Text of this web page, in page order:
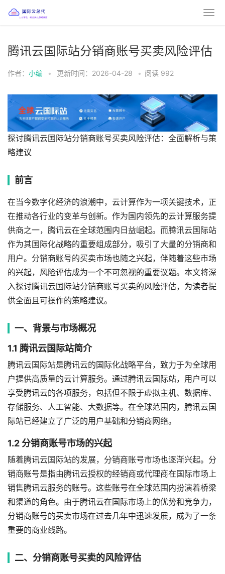
腾讯云国际站分销商账号买卖风险评估
作者： 小编 • 更新时间：2026-04-28 • 阅读 992
探讨腾讯云国际站分销商账号买卖风险评估：全面解析与策
略建议
前言
在当今数字化经济的浪潮中，云计算作为一项关键技术，正
在推动各行业的变革与创新。作为国内领先的云计算服务提
供商之一，腾讯云在全球范围内日益崛起。而腾讯云国际站
作为其国际化战略的重要组成部分，吸引了大量的分销商和
用户。分销商账号的买卖市场也随之兴起，伴随着这些市场
的兴起，风险评估成为一个不可忽视的重要议题。本文将深
入探讨腾讯云国际站分销商账号买卖的风险评估，为读者提
供全面且可操作的策略建议。
一、背景与市场概况
1.1 腾讯云国际站简介
腾讯云国际站是腾讯云的国际化战略平台，致力于为全球用
户提供高质量的云计算服务。通过腾讯云国际站，用户可以
享受腾讯云的各项服务，包括但不限于虚拟主机、数据库、
存储服务、人工智能、大数据等。在全球范围内，腾讯云国
际站已经建立了广泛的用户基础和分销商网络。
1.2 分销商账号市场的兴起
随着腾讯云国际站的发展，分销商账号市场也逐渐兴起。分
销商账号是指由腾讯云授权的经销商或代理商在国际市场上
销售腾讯云服务的账号。这些账号在全球范围内扮演着桥梁
和渠道的角色。由于腾讯云在国际市场上的优势和竞争力，
分销商账号的买卖市场在过去几年中迅速发展，成为了一条
重要的商业线路。
二、分销商账号买卖的风险评估